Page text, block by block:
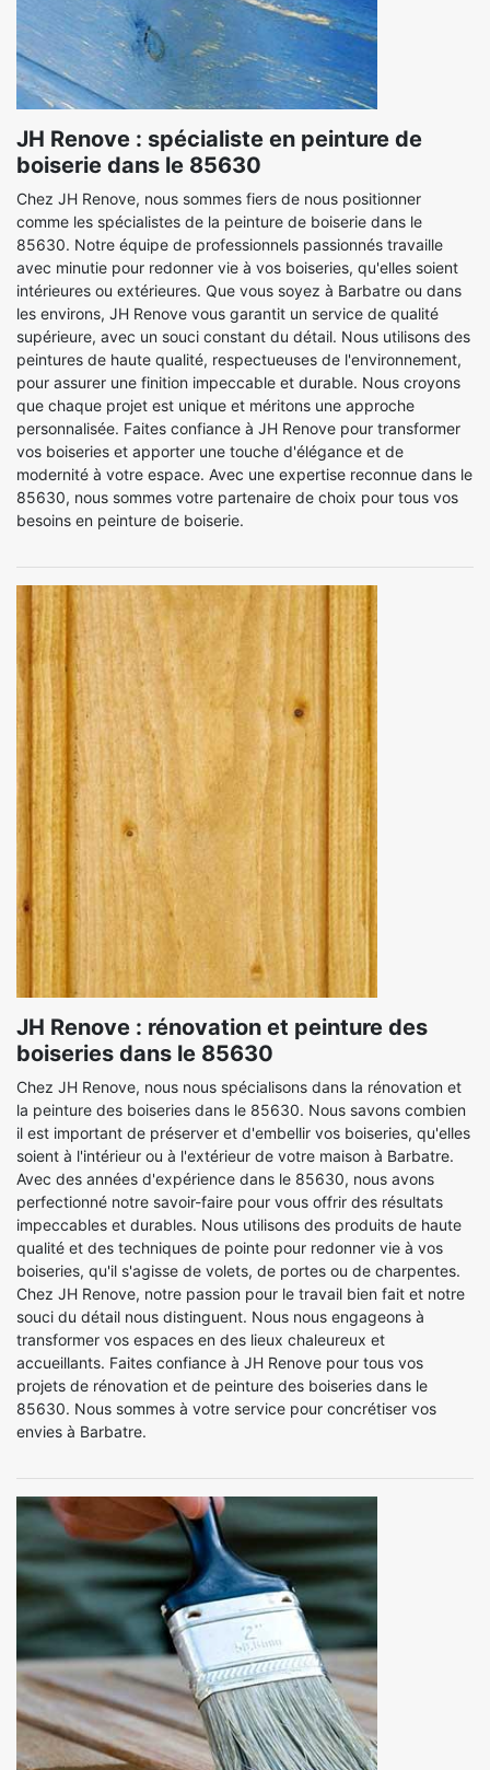
JH Renove : spécialiste en peinture de
boiserie dans le 85630
Chez JH Renove, nous sommes fiers de nous positionner
comme les spécialistes de la peinture de boiserie dans le
85630. Notre équipe de professionnels passionnés travaille
avec minutie pour redonner vie à vos boiseries, qu'elles soient
intérieures ou extérieures. Que vous soyez à Barbatre ou dans
les environs, JH Renove vous garantit un service de qualité
supérieure, avec un souci constant du détail. Nous utilisons des
peintures de haute qualité, respectueuses de l'environnement,
pour assurer une finition impeccable et durable. Nous croyons
que chaque projet est unique et méritons une approche
personnalisée. Faites confiance à JH Renove pour transformer
vos boiseries et apporter une touche d'élégance et de
modernité à votre espace. Avec une expertise reconnue dans le
85630, nous sommes votre partenaire de choix pour tous vos
besoins en peinture de boiserie.
JH Renove : rénovation et peinture des
boiseries dans le 85630
Chez JH Renove, nous nous spécialisons dans la rénovation et
la peinture des boiseries dans le 85630. Nous savons combien
il est important de préserver et d'embellir vos boiseries, qu'elles
soient à l'intérieur ou à l'extérieur de votre maison à Barbatre.
Avec des années d'expérience dans le 85630, nous avons
perfectionné notre savoir-faire pour vous offrir des résultats
impeccables et durables. Nous utilisons des produits de haute
qualité et des techniques de pointe pour redonner vie à vos
boiseries, qu'il s'agisse de volets, de portes ou de charpentes.
Chez JH Renove, notre passion pour le travail bien fait et notre
souci du détail nous distinguent. Nous nous engageons à
transformer vos espaces en des lieux chaleureux et
accueillants. Faites confiance à JH Renove pour tous vos
projets de rénovation et de peinture des boiseries dans le
85630. Nous sommes à votre service pour concrétiser vos
envies à Barbatre.